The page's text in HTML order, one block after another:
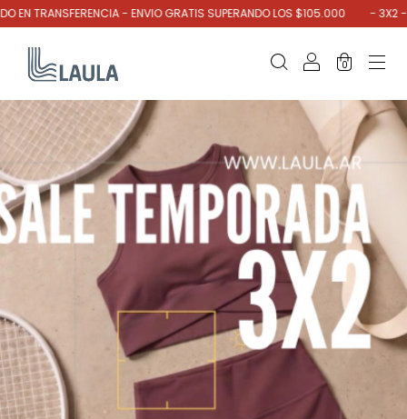
- ENVIO GRATIS SUPERANDO LOS $105.000 - 3X2 - CLICK
0